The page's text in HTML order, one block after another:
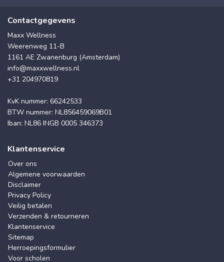
Contactgegevens
Maxx Wellness
Weerenweg 11-B
1161 AE Zwanenburg (Amsterdam)
info@maxxwellness.nl
+31 204970819
KvK nummer: 66242533
BTW nummer: NL856459069B01
Iban: NL86 INGB 0005 346373
Klantenservice
Over ons
Algemene voorwaarden
Disclaimer
Privacy Policy
Veilig betalen
Verzenden & retourneren
Klantenservice
Sitemap
Herroepingsformulier
Voor scholen